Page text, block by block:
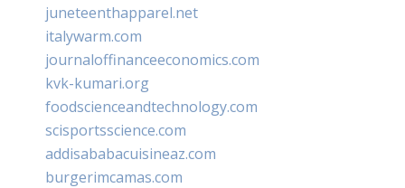
juneteenthapparel.net
italywarm.com
journaloffinanceeconomics.com
kvk-kumari.org
foodscienceandtechnology.com
scisportsscience.com
addisababacuisineaz.com
burgerimcamas.com